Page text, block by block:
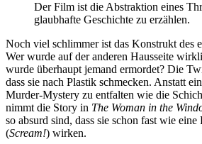
Der Film ist die Abstraktion eines
glaubhafte Geschichte zu erzählen.
Noch viel schlimmer ist das Konstrukt des
Wer wurde auf der anderen Hausseite
wurde überhaupt jemand ermordet? Die
dass sie nach Plastik schmecken. Anstatt
Murder-Mystery zu entfalten wie die
nimmt die Story in The Woman in the
so absurd sind, dass sie schon fast wie eine
(Scream!) wirken.